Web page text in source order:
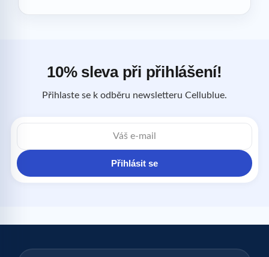
10% sleva při přihlášení!
Přihlaste se k odběru newsletteru Cellublue.
E-
mailová
Přihlásit se